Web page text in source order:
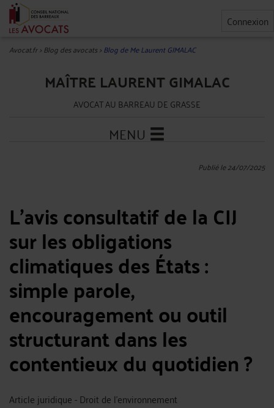
Connexion
Avocat.fr>Blog des avocats>Blog de Me Laurent GIMALAC
MAÎTRE LAURENT GIMALAC
AVOCAT AU BARREAU DE GRASSE
MENU
Publié le 24/07/2025
L’avis consultatif de la CIJ
sur les obligations
climatiques des États :
simple parole,
encouragement ou outil
structurant dans les
contentieux du quotidien ?
Article juridique - Droit de l'environnement